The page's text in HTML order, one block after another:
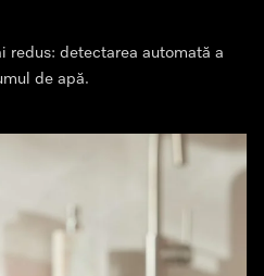
redus: detectarea automată a
de apă.